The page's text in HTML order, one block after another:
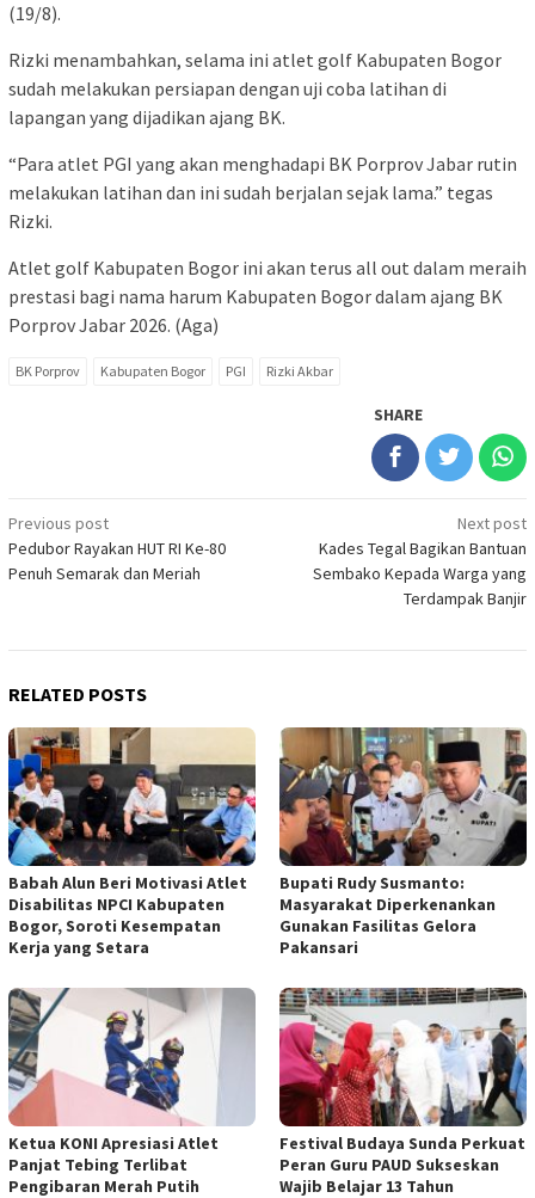
(19/8).
Rizki menambahkan, selama ini atlet golf Kabupaten Bogor
sudah melakukan persiapan dengan uji coba latihan di
lapangan yang dijadikan ajang BK.
“Para atlet PGI yang akan menghadapi BK Porprov Jabar rutin
melakukan latihan dan ini sudah berjalan sejak lama.” tegas
Rizki.
Atlet golf Kabupaten Bogor ini akan terus all out dalam meraih
prestasi bagi nama harum Kabupaten Bogor dalam ajang BK
Porprov Jabar 2026. (Aga)
BK Porprov Kabupaten Bogor PGI Rizki Akbar
SHARE
Post
navigation
Previous post
Pedubor Rayakan HUT RI Ke-80
Penuh Semarak dan Meriah
Next post
Kades Tegal Bagikan Bantuan
Sembako Kepada Warga yang
Terdampak Banjir
RELATED POSTS
Babah Alun Beri Motivasi Atlet
Disabilitas NPCI Kabupaten
Bogor, Soroti Kesempatan
Kerja yang Setara
Bupati Rudy Susmanto:
Masyarakat Diperkenankan
Gunakan Fasilitas Gelora
Pakansari
Ketua KONI Apresiasi Atlet
Panjat Tebing Terlibat
Pengibaran Merah Putih
Festival Budaya Sunda Perkuat
Peran Guru PAUD Sukseskan
Wajib Belajar 13 Tahun